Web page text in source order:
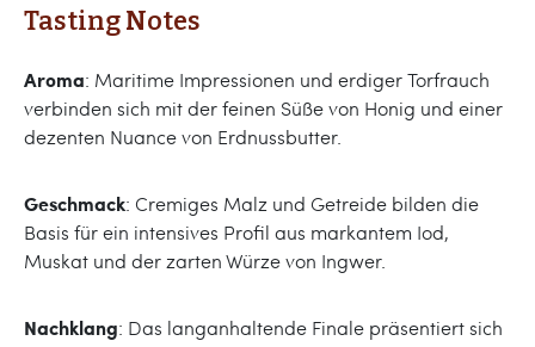
Tasting Notes
Aroma: Maritime Impressionen und erdiger Torfrauch
verbinden sich mit der feinen Süße von Honig und einer
dezenten Nuance von Erdnussbutter.
Geschmack: Cremiges Malz und Getreide bilden die
Basis für ein intensives Profil aus markantem Iod,
Muskat und der zarten Würze von Ingwer.
Nachklang: Das langanhaltende Finale präsentiert sich